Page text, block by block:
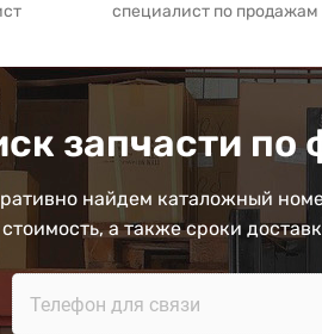
специалист по продажам
запчасти по
найдем каталожный
а также сроки